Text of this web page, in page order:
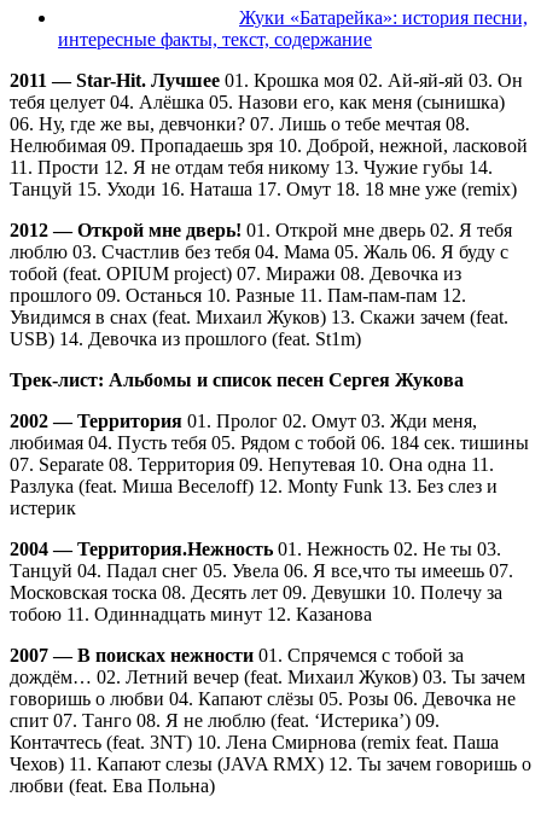
Жуки «Батарейка»: история песни,
интересные факты, текст, содержание
2011 — Star-Hit. Лучшее 01. Крошка моя 02. Ай-яй-яй 03. Он
тебя целует 04. Алёшка 05. Назови его, как меня (сынишка)
06. Ну, где же вы, девчонки? 07. Лишь о тебе мечтая 08.
Нелюбимая 09. Пропадаешь зря 10. Доброй, нежной, ласковой
11. Прости 12. Я не отдам тебя никому 13. Чужие губы 14.
Танцуй 15. Уходи 16. Наташа 17. Омут 18. 18 мне уже (remix)
2012 — Открой мне дверь! 01. Открой мне дверь 02. Я тебя
люблю 03. Счастлив без тебя 04. Мама 05. Жаль 06. Я буду с
тобой (feat. OPIUM project) 07. Миражи 08. Девочка из
прошлого 09. Останься 10. Разные 11. Пам-пам-пам 12.
Увидимся в снах (feat. Михаил Жуков) 13. Скажи зачем (feat.
USB) 14. Девочка из прошлого (feat. St1m)
Трек-лист: Альбомы и список песен Сергея Жукова
2002 — Территория 01. Пролог 02. Омут 03. Жди меня,
любимая 04. Пусть тебя 05. Рядом с тобой 06. 184 сек. тишины
07. Separate 08. Территория 09. Непутевая 10. Она одна 11.
Разлука (feat. Миша Веселоff) 12. Monty Funk 13. Без слез и
истерик
2004 — Территория.Нежность 01. Нежность 02. Не ты 03.
Танцуй 04. Падал снег 05. Увела 06. Я все,что ты имеешь 07.
Московская тоска 08. Десять лет 09. Девушки 10. Полечу за
тобою 11. Одиннадцать минут 12. Казанова
2007 — В поисках нежности 01. Спрячемся с тобой за
дождём… 02. Летний вечер (feat. Михаил Жуков) 03. Ты зачем
говоришь о любви 04. Капают слёзы 05. Розы 06. Девочка не
спит 07. Танго 08. Я не люблю (feat. ‘Истерика’) 09.
Контачтесь (feat. 3NT) 10. Лена Смирнова (remix feat. Паша
Чехов) 11. Капают слезы (JAVA RMX) 12. Ты зачем говоришь о
любви (feat. Ева Польна)